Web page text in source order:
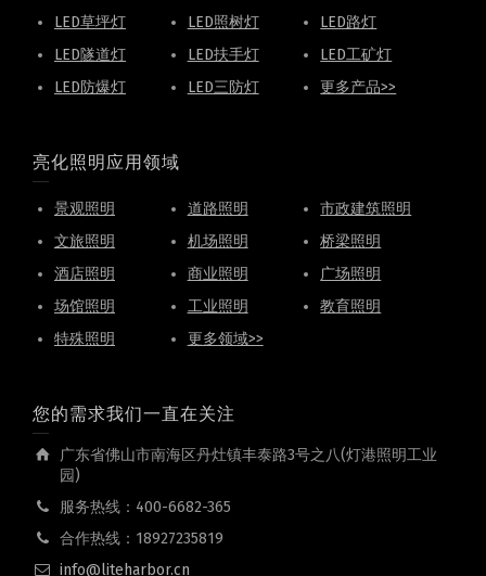
LED草坪灯
LED照树灯
LED路灯
LED隧道灯
LED扶手灯
LED工矿灯
LED防爆灯
LED三防灯 更多产品>>
亮化照明应用领域
景观照明 道路照明
市政建筑照明
文旅照明
机场照明
桥梁照明
酒店照明
商业照明
广场照明
场馆照明
工业照明
教育照明
特殊照明
更多领域>>
您的需求我们一直在关注
广东省佛山市南海区丹灶镇丰泰路3号之八(灯港照明工业
园)
服务热线：400-6682-365
合作热线：18927235819
info@liteharbor.cn